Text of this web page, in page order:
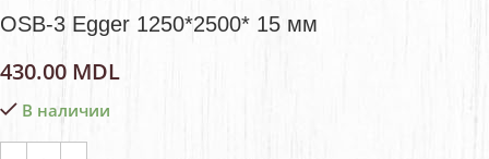
OSB-3 Egger 1250*2500* 15 мм
430.00 MDL
В наличии